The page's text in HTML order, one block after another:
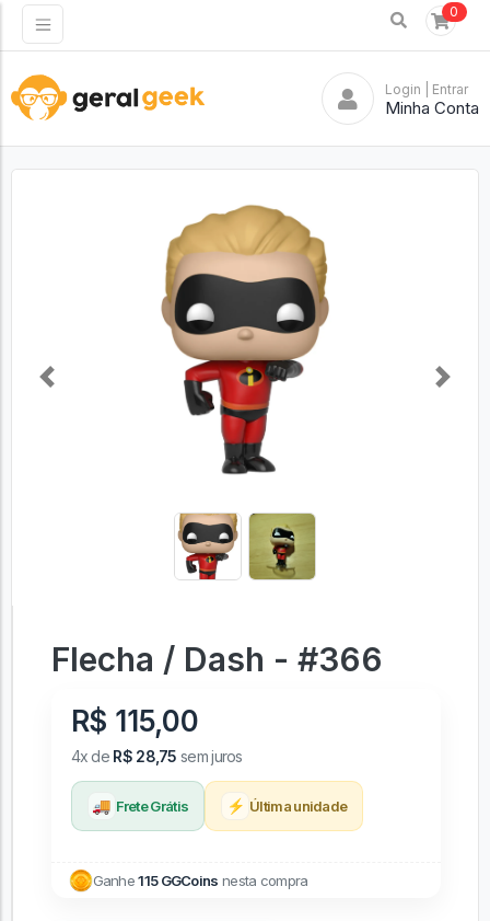
0
Login | Entrar
Minha Conta
Previous Next
Flecha / Dash - #366
R$ 115,00
4x de R$ 28,75 sem juros
🚚 Frete Grátis ⚡ Última unidade
Ganhe115 GGCoins nesta compra